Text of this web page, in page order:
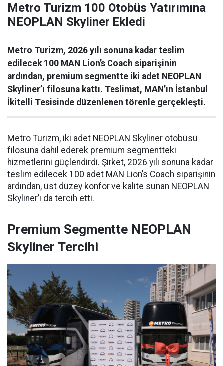
Metro Turizm 100 Otobüs Yatırımına
NEOPLAN Skyliner Ekledi
Metro Turizm, 2026 yılı sonuna kadar teslim
edilecek 100 MAN Lion’s Coach siparişinin
ardından, premium segmentte iki adet NEOPLAN
Skyliner’ı filosuna kattı. Teslimat, MAN’ın İstanbul
İkitelli Tesisinde düzenlenen törenle gerçekleşti.
Metro Turizm, iki adet NEOPLAN Skyliner otobüsü
filosuna dahil ederek premium segmentteki
hizmetlerini güçlendirdi. Şirket, 2026 yılı sonuna kadar
teslim edilecek 100 adet MAN Lion’s Coach siparişinin
ardından, üst düzey konfor ve kalite sunan NEOPLAN
Skyliner’ı da tercih etti.
Premium Segmentte NEOPLAN
Skyliner Tercihi